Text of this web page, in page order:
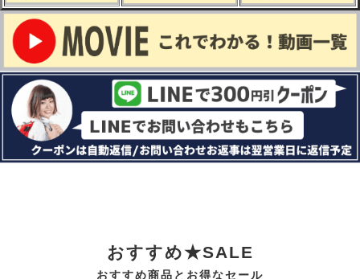
おすすめ★SALE
おすすめ商品とお得なセール